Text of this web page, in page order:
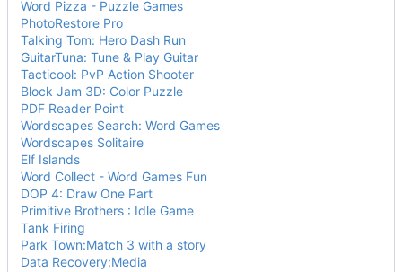
Word Pizza - Puzzle Games
PhotoRestore Pro
Talking Tom: Hero Dash Run
GuitarTuna: Tune & Play Guitar
Tacticool: PvP Action Shooter
Block Jam 3D: Color Puzzle
PDF Reader Point
Wordscapes Search: Word Games
Wordscapes Solitaire
Elf Islands
Word Collect - Word Games Fun
DOP 4: Draw One Part
Primitive Brothers : Idle Game
Tank Firing
Park Town:Match 3 with a story
Data Recovery:Media